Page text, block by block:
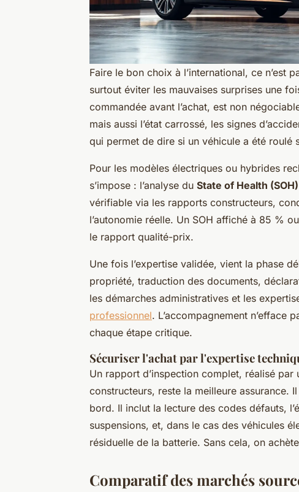
Faire le bon choix à l’international, ce n’est
surtout éviter les mauvaises surprises une
commandée avant l’achat, est non
mais aussi l’état carrossé, les signes
qui permet de dire si un véhicule a été roulé
Pour les modèles électriques ou hybrides
s’impose : l’analyse du State of Health (SOH)
vérifiable via les rapports constructeurs,
l’autonomie réelle. Un SOH affiché à 85 %
le rapport qualité-prix.
Une fois l’expertise validée, vient la phase
propriété, traduction des documents,
les démarches administratives et les
professionnel. L’accompagnement n’efface
chaque étape critique.
Sécuriser l'achat par l'expertise
Un rapport d’inspection complet, réalisé
constructeurs, reste la meilleure assurance.
bord. Il inclut la lecture des codes défauts,
suspensions, et, dans le cas des véhicules
résiduelle de la batterie. Sans cela, on
Comparatif des marchés